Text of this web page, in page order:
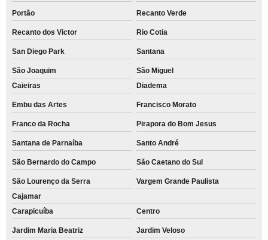
Portão Recanto Verde
Recanto dos Victor Rio Cotia
San Diego Park Santana
São Joaquim
São Miguel
Caieiras
Diadema
Embu das Artes Francisco Morato
Franco da Rocha Pirapora do Bom Jesus
Santana de Parnaíba Santo André
São Bernardo do Campo São Caetano do Sul
São Lourenço da Serra
Vargem Grande Paulista
Cajamar
Carapicuíba
Centro
Jardim Maria Beatriz Jardim Veloso